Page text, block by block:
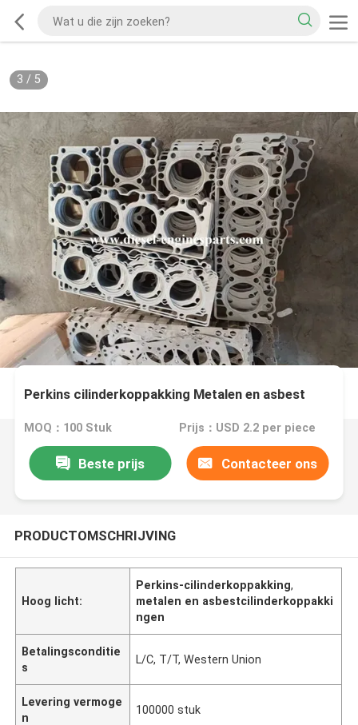
3 / 5
Perkins cilinderkoppakking Metalen en asbest
MOQ：100 Stuk Prijs：USD 2.2 per piece
Beste prijs Contacteer ons
PRODUCTOMSCHRIJVING
Hoog licht:
Perkins-cilinderkoppakking,
metalen en asbestcilinderkoppakki
ngen
Betalingsconditie
s
L/C, T/T, Western Union
Levering vermoge
n
100000 stuk